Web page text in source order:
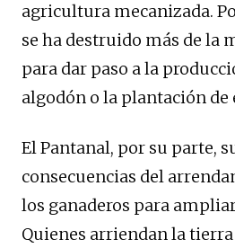
agricultura mecanizada.
se ha destruido más de la
para dar paso a la
algodón o la plantación de
El Pantanal, por su parte,
consecuencias del
los ganaderos para
Quienes arriendan la tierra